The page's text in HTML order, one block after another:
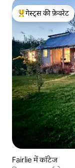
गेस्ट्स का टॉप फ़ेवरेट
गेस्ट्स की फ़ेवरेट
Fairlie में कॉटेज